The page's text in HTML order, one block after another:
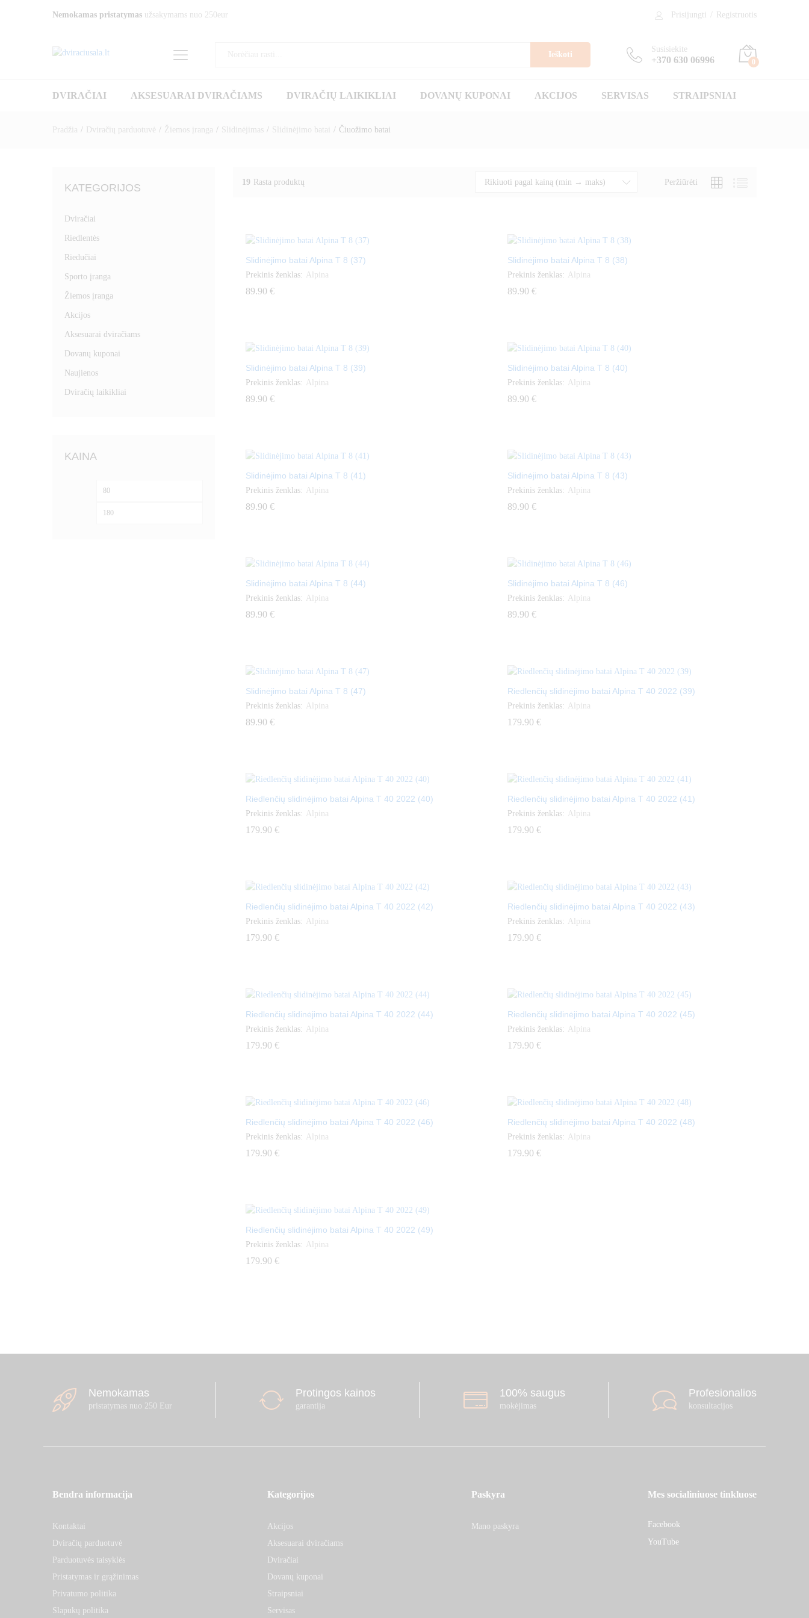
Nemokamas pristatymas užsakymams nuo 250eur Prisijungti Registruotis
Ieškoti
Susisiekite
+370 630 06996 0
DVIRAČIAI AKSESUARAI DVIRAČIAMS DVIRAČIŲ LAIKIKLIAI DOVANŲ KUPONAI AKCIJOS SERVISAS STRAIPSNIAI
Pradžia / Dviračių parduotuvė / Žiemos įranga / Slidinėjimas / Slidinėjimo batai / Čiuožimo batai
19 Rasta produktų Peržiūrėti
Rikiuoti pagal kainą (min → maks)
Slidinėjimo batai Alpina T 8 (37)
Prekinis ženklas: Alpina
89.90 €
89.90 €
Slidinėjimo batai Alpina T 8 (38)
Prekinis ženklas: Alpina
89.90 €
89.90 €
Slidinėjimo batai Alpina T 8 (39)
Prekinis ženklas: Alpina
89.90 €
89.90 €
Slidinėjimo batai Alpina T 8 (40)
Prekinis ženklas: Alpina
89.90 €
89.90 €
Slidinėjimo batai Alpina T 8 (41)
Prekinis ženklas: Alpina
89.90 €
89.90 €
Slidinėjimo batai Alpina T 8 (43)
Prekinis ženklas: Alpina
89.90 €
89.90 €
Slidinėjimo batai Alpina T 8 (44)
Prekinis ženklas: Alpina
89.90 €
89.90 €
Slidinėjimo batai Alpina T 8 (46)
Prekinis ženklas: Alpina
89.90 €
89.90 €
Slidinėjimo batai Alpina T 8 (47)
Prekinis ženklas: Alpina
89.90 €
89.90 €
Riedlenčių slidinėjimo batai Alpina T 40 2022 (39)
Prekinis ženklas: Alpina
179.90 €
179.90 €
Riedlenčių slidinėjimo batai Alpina T 40 2022 (40)
Prekinis ženklas: Alpina
179.90 €
179.90 €
Riedlenčių slidinėjimo batai Alpina T 40 2022 (41)
Prekinis ženklas: Alpina
179.90 €
179.90 €
Riedlenčių slidinėjimo batai Alpina T 40 2022 (42)
Prekinis ženklas: Alpina
179.90 €
179.90 €
Riedlenčių slidinėjimo batai Alpina T 40 2022 (43)
Prekinis ženklas: Alpina
179.90 €
179.90 €
Riedlenčių slidinėjimo batai Alpina T 40 2022 (44)
Prekinis ženklas: Alpina
179.90 €
179.90 €
Riedlenčių slidinėjimo batai Alpina T 40 2022 (45)
Prekinis ženklas: Alpina
179.90 €
179.90 €
Riedlenčių slidinėjimo batai Alpina T 40 2022 (46)
Prekinis ženklas: Alpina
179.90 €
179.90 €
Riedlenčių slidinėjimo batai Alpina T 40 2022 (48)
Prekinis ženklas: Alpina
179.90 €
179.90 €
Riedlenčių slidinėjimo batai Alpina T 40 2022 (49)
Prekinis ženklas: Alpina
179.90 €
179.90 €
KATEGORIJOS
Dviračiai
Riedlentės
Riedučiai
Sporto įranga
Žiemos įranga
Akcijos
Aksesuarai dviračiams
Dovanų kuponai
Naujienos
Dviračių laikikliai
KAINA
Min
Nemokamas
pristatymas nuo 250 Eur
Protingos kainos
garantija
100% saugus
mokėjimas
Profesionalios
konsultacijos
Bendra informacija
Kontaktai
Dviračių parduotuvė
Parduotuvės taisyklės
Pristatymas ir grąžinimas
Privatumo politika
Slapukų politika
Kategorijos
Akcijos
Aksesuarai dviračiams
Dviračiai
Dovanų kuponai
Straipsniai
Servisas
Paskyra
Mano paskyra
Mes socialiniuose tinkluose
Facebook
YouTube